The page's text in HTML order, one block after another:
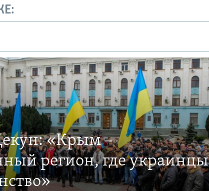
«Крым –
регион, где украинцы